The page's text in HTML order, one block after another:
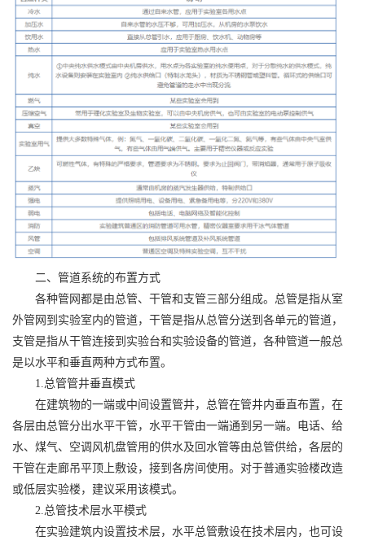
二、管道系统的布置方式
各种管网都是由总管、干管和支管三部分组成。总管是指从室
外管网到实验室内的管道，干管是指从总管分送到各单元的管道，
支管是指从干管连接到实验台和实验设备的管道，各种管道一般总
是以水平和垂直两种方式布置。
1.总管管井垂直模式
在建筑物的一端或中间设置管井，总管在管井内垂直布置，在
各层由总管分出水平干管，水平干管由一端通到另一端。电话、给
水、煤气、空调风机盘管用的供水及回水管等由总管供给，各层的
干管在走廊吊平顶上敷设，接到各房间使用。对于普通实验楼改造
或低层实验楼，建议采用该模式。
2.总管技术层水平模式
在实验建筑内设置技术层，水平总管敷设在技术层内，也可设